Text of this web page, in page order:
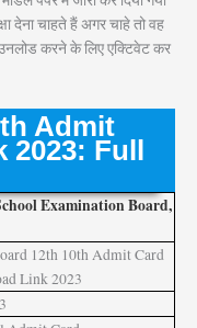
देना चाहते हैं अगर चाहे तो वह
करने के लिए एक्टिवेट कर
Admit
Full
Examination Board,
12th 10th Admit Card
Link 2023